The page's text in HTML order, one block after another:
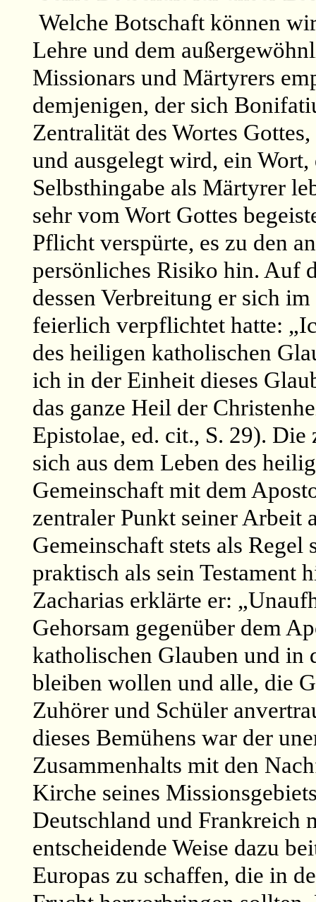
Welche Botschaft können
Lehre und dem
Missionars und Märtyrers
demjenigen, der sich
Zentralität des Wortes
und ausgelegt wird, ein Wort,
Selbsthingabe als Märtyrer
sehr vom Wort Gottes
Pflicht verspürte, es zu den
persönliches Risiko hin. Auf
dessen Verbreitung er sich
feierlich verpflichtet hatte:
des heiligen katholischen
ich in der Einheit dieses
das ganze Heil der
Epistolae, ed. cit., S. 29).
sich aus dem Leben des
Gemeinschaft mit dem
zentraler Punkt seiner Arbeit
Gemeinschaft stets als
praktisch als sein Testament
Zacharias erklärte er:
Gehorsam gegenüber dem
katholischen Glauben und in
bleiben wollen und alle, die
Zuhörer und Schüler
dieses Bemühens war der
Zusammenhalts mit den
Kirche seines
Deutschland und Frankreich
entscheidende Weise dazu
Europas zu schaffen, die in